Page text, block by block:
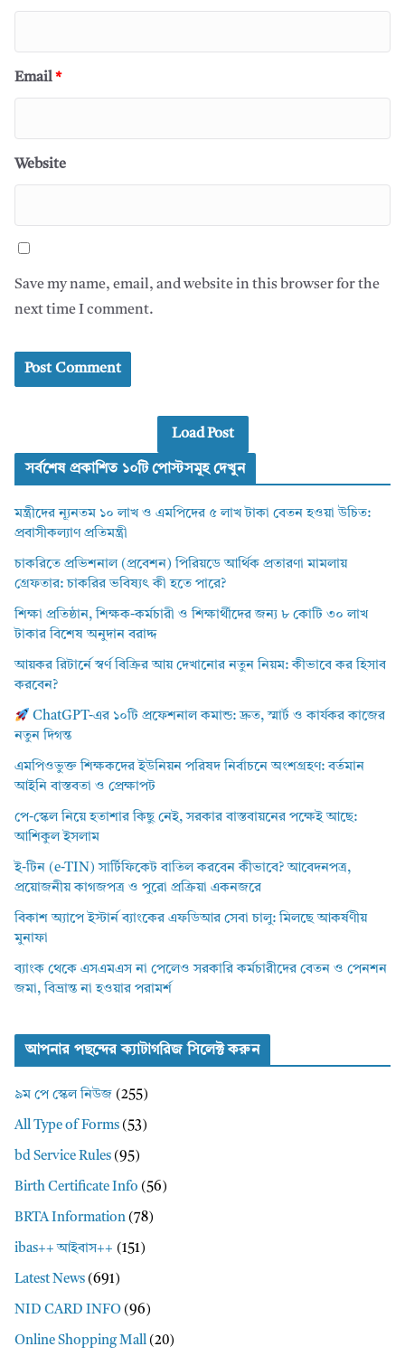
Email*
Website
Save my name, email, and website in this browser for the
next time I comment.
Load Post
সর্বশেষ প্রকাশিত ১০টি পোস্টসমূহ দেখুন
মন্ত্রীদের ন্যূনতম ১০ লাখ ও এমপিদের ৫ লাখ টাকা বেতন হওয়া উচিত:
প্রবাসীকল্যাণ প্রতিমন্ত্রী
চাকরিতে প্রভিশনাল (প্রবেশন) পিরিয়ডে আর্থিক প্রতারণা মামলায়
গ্রেফতার: চাকরির ভবিষ্যৎ কী হতে পারে?
শিক্ষা প্রতিষ্ঠান, শিক্ষক-কর্মচারী ও শিক্ষার্থীদের জন্য ৮ কোটি ৩০ লাখ
টাকার বিশেষ অনুদান বরাদ্দ
আয়কর রিটার্নে স্বর্ণ বিক্রির আয় দেখানোর নতুন নিয়ম: কীভাবে কর হিসাব
করবেন?
ChatGPT-এর ১০টি প্রফেশনাল কমান্ড: দ্রুত, স্মার্ট ও কার্যকর কাজের
নতুন দিগন্ত
এমপিওভুক্ত শিক্ষকদের ইউনিয়ন পরিষদ নির্বাচনে অংশগ্রহণ: বর্তমান
আইনি বাস্তবতা ও প্রেক্ষাপট
পে-স্কেল নিয়ে হতাশার কিছু নেই, সরকার বাস্তবায়নের পক্ষেই আছে:
আশিকুল ইসলাম
ই-টিন (e-TIN) সার্টিফিকেট বাতিল করবেন কীভাবে? আবেদনপত্র,
প্রয়োজনীয় কাগজপত্র ও পুরো প্রক্রিয়া একনজরে
বিকাশ অ্যাপে ইস্টার্ন ব্যাংকের এফডিআর সেবা চালু: মিলছে আকর্ষণীয়
মুনাফা
ব্যাংক থেকে এসএমএস না পেলেও সরকারি কর্মচারীদের বেতন ও পেনশন
জমা, বিভ্রান্ত না হওয়ার পরামর্শ
আপনার পছন্দের ক্যাটাগরিজ সিলেক্ট করুন
৯ম পে স্কেল নিউজ (255)
All Type of Forms (53)
bd Service Rules (95)
Birth Certificate Info (56)
BRTA Information (78)
ibas++ আইবাস++ (151)
Latest News (691)
NID CARD INFO (96)
Online Shopping Mall (20)